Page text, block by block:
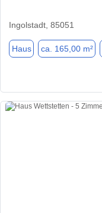
Ingolstadt, 85051
Haus ca. 165,00 m²